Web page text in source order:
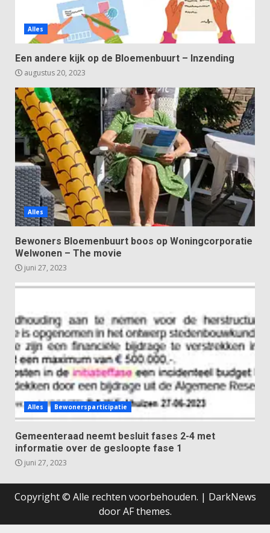
Alles
Een andere kijk op de Bloemenbuurt – Inzending
augustus 20, 2023
Alles
Bewoners Bloemenbuurt boos op Woningcorporatie
Welwonen – The movie
juni 27, 2023
Alles Bewonersparticipatie
Gemeenteraad neemt besluit fases 2-4 met
informatie over de gesloopte fase 1
juni 27, 2023
Copyright © Alle rechten voorbehouden. | DarkNews
door AF themes.